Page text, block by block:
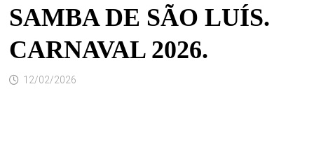
SAMBA DE SÃO LUÍS.
CARNAVAL 2026.
12/02/2026